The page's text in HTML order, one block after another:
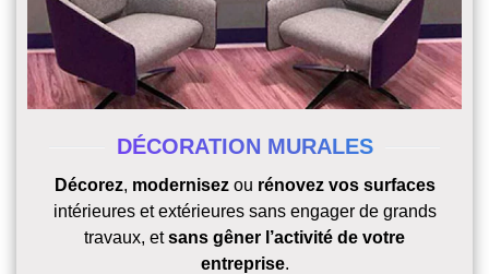
DÉCORATION MURALES
Décorez, modernisezou rénovez vos surfaces
intérieures et extérieures sans engager de grands
travaux, etsans gêner l’activité de votre
entreprise.